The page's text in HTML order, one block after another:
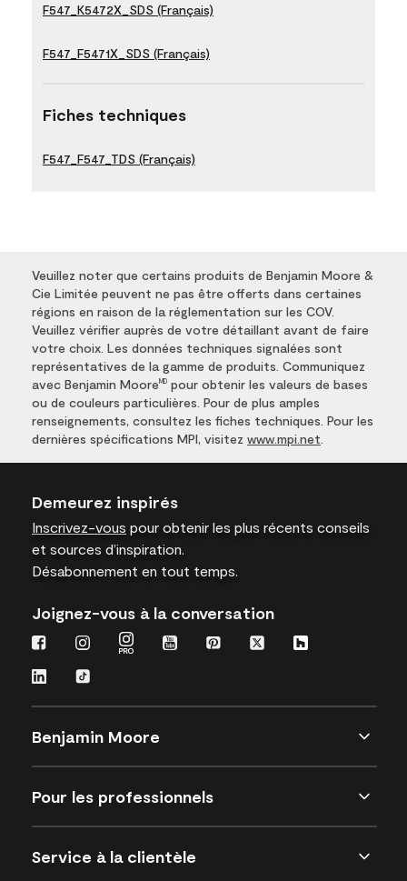
F547_K5472X_SDS (Français)
F547_F5471X_SDS (Français)
Fiches techniques
F547_F547_TDS (Français)
Veuillez noter que certains produits de Benjamin Moore &
Cie Limitée peuvent ne pas être offerts dans certaines
régions en raison de la réglementation sur les COV.
Veuillez vérifier auprès de votre détaillant avant de faire
votre choix. Les données techniques signalées sont
représentatives de la gamme de produits. Communiquez
avec Benjamin Moore MD pour obtenir les valeurs de bases
ou de couleurs particulières. Pour de plus amples
renseignements, consultez les fiches techniques. Pour les
dernières spécifications MPI, visitez www.mpi.net
Demeurez inspirés
Inscrivez-vous pour obtenir les plus récents conseils
et sources d’inspiration.
Désabonnement en tout temps.
Joignez-vous à la conversation
Benjamin Moore
Pour les professionnels
Service à la clientèle